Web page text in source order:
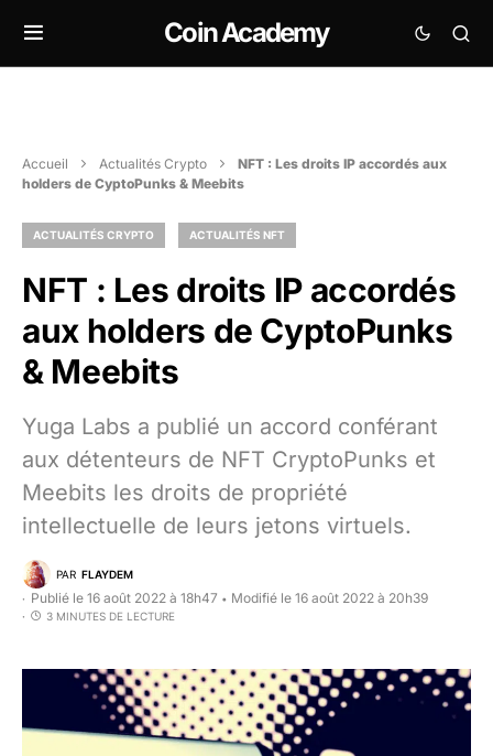
Coin Academy
Accueil Actualités Crypto
NFT : Les droits IP accordés aux
holders de CyptoPunks & Meebits
ACTUALITÉS CRYPTO ACTUALITÉS NFT
NFT : Les droits IP accordés
aux holders de CyptoPunks
& Meebits
Yuga Labs a publié un accord conférant
aux détenteurs de NFT CryptoPunks et
Meebits les droits de propriété
intellectuelle de leurs jetons virtuels.
PAR FLAYDEM
Publié le 16 août 2022 à 18h47 • Modifié le 16 août 2022 à 20h39
3 MINUTES DE LECTURE